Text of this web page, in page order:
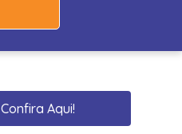
Confira Aqui!